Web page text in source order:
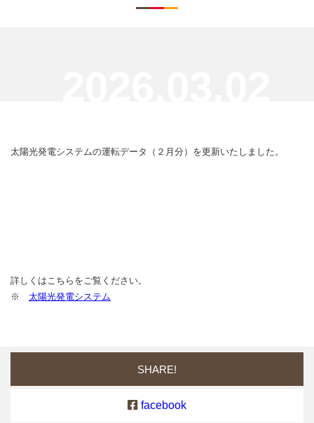
太陽光発電システムの運転データ（２月分）を更新いたしました。
詳しくはこちらをご覧ください。
※ 太陽光発電システム
SHARE!
facebook